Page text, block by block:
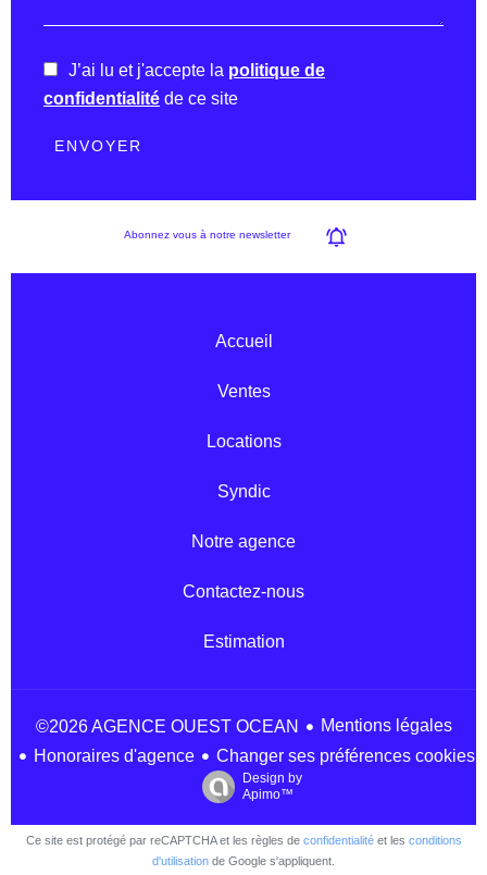
J’ai lu et j'accepte la politique de
confidentialité de ce site
ENVOYER
Abonnez vous à notre newsletter
Accueil
Ventes
Locations
Syndic
Notre agence
Contactez-nous
Estimation
©2026 AGENCE OUEST OCEAN
Mentions légales
Honoraires d'agence
Changer ses préférences cookies
Design by
Apimo™
Ce site est protégé par reCAPTCHA et les règles de confidentialitéet les conditions
d'utilisation de Google s'appliquent.